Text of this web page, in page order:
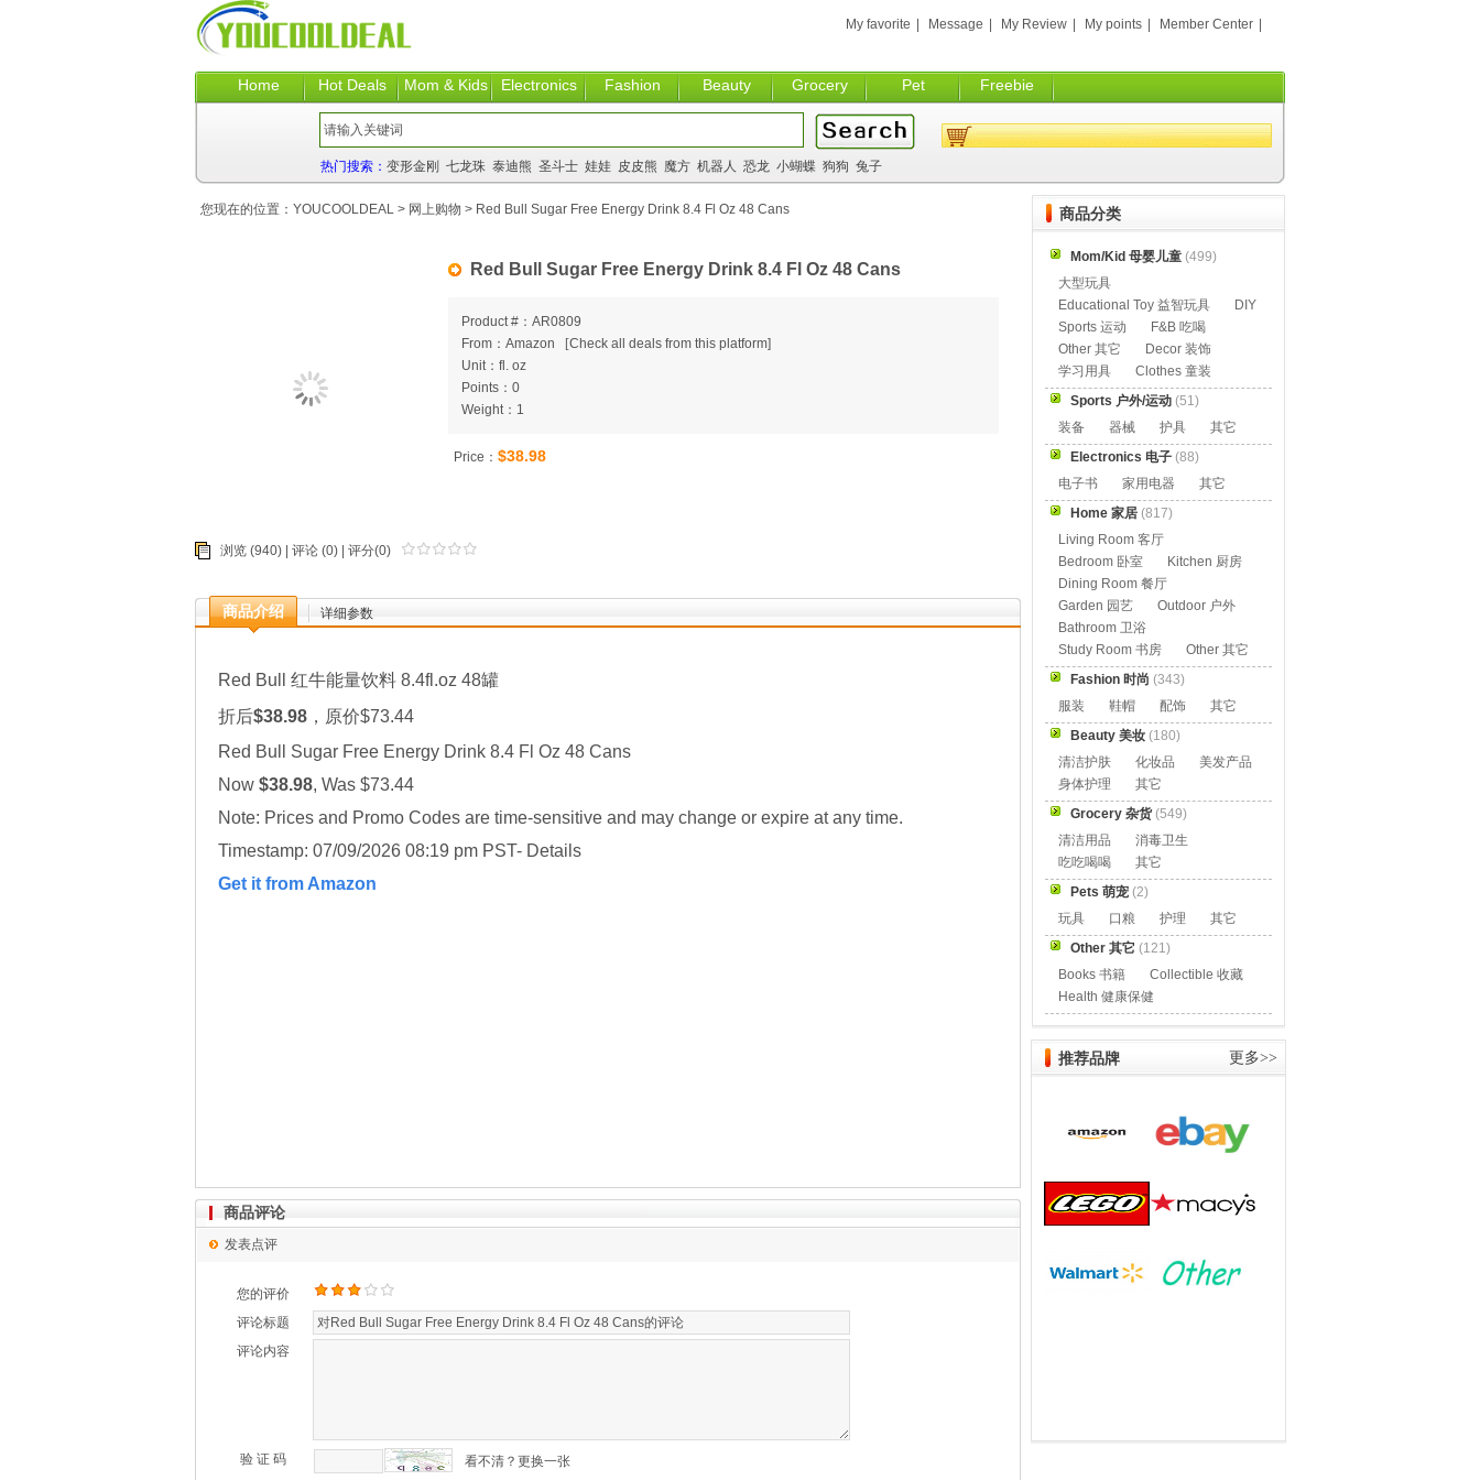
Home Hot Deals Mom & Kids Electronics Fashion Beauty Grocery Pet Freebie
My favorite Message My Review My points Member Center
热门搜索： 变形金刚 七龙珠 泰迪熊 圣斗士 娃娃 皮皮熊 魔方 机器人 恐龙 小蝴蝶 狗狗 兔子
Red Bull Sugar Free Energy Drink 8.4 Fl Oz 48 Cans
Product #：AR0809
From：Amazon
[Check all deals from this platform]
Unit：fl. oz
Points：0
Weight：1
Price： $38.98
浏览 (940) | 评论 (0) | 评分(0)
商品介绍 详细参数
Red Bull 红牛能量饮料 8.4fl.oz 48罐
折后$38.98 ，原价$73.44
Red Bull Sugar Free Energy Drink 8.4 Fl Oz 48 Cans
Now $38.98, Was $73.44
Note: Prices and Promo Codes are time-sensitive and may change or expire at any time.
Timestamp: 07/09/2026 08:19 pm PST- Details
Get it from Amazon
您现在的位置： YOUCOOLDEAL > 网上购物 > Red Bull Sugar Free Energy Drink 8.4 Fl Oz 48 Cans
商品评论
发表点评
您的评价
评论标题
评论内容
验 证 码 看不清？更换一张
商品分类
Mom/Kid 母婴儿童 (499)
大型玩具
Educational Toy 益智玩具
DIY
Sports 运动
F&B 吃喝
Other 其它
Decor 装饰
学习用具
Clothes 童装
Sports 户外/运动 (51)
装备
器械 护具
其它
Electronics 电子 (88)
电子书
家用电器
其它
Home 家居 (817)
Living Room 客厅
Bedroom 卧室
Kitchen 厨房
Dining Room 餐厅
Garden 园艺
Outdoor 户外
Bathroom 卫浴
Study Room 书房
Other 其它
Fashion 时尚 (343)
服装
鞋帽 配饰
其它
Beauty 美妆 (180)
清洁护肤
化妆品
美发产品
身体护理
其它
Grocery 杂货(549)
清洁用品
消毒卫生
吃吃喝喝
其它
Pets 萌宠 (2)
玩具
口粮 护理
其它
Other 其它 (121)
Books 书籍
Collectible 收藏
Health 健康保健
推荐品牌 更多>>